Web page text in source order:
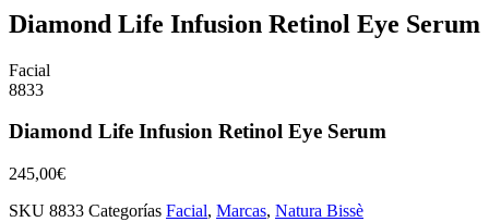
Diamond Life Infusion Retinol Eye Serum
Facial
8833
Diamond Life Infusion Retinol Eye Serum
245,00€
SKU 8833 Categorías Facial, Marcas, Natura Bissè